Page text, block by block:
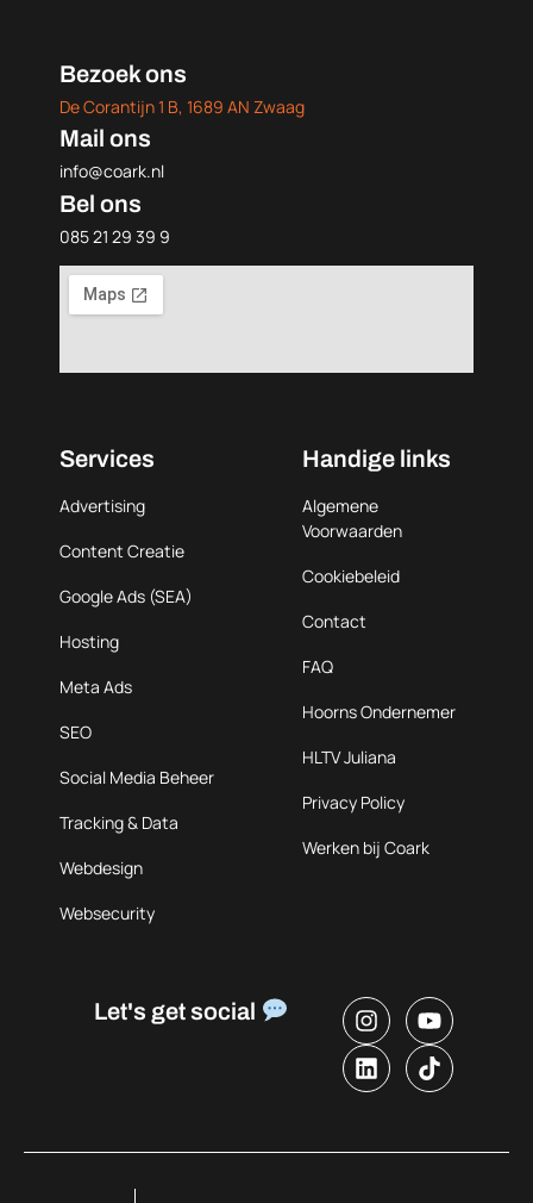
Bezoek ons
De Corantijn 1 B, 1689 AN Zwaag
Mail ons
info@coark.nl
Bel ons
085 21 29 39 9
Services
Advertising
Content Creatie
Google Ads (SEA)
Hosting
Meta Ads
SEO
Social Media Beheer
Tracking & Data
Webdesign
Websecurity
Handige links
Algemene
Voorwaarden
Cookiebeleid
Contact
FAQ
Hoorns Ondernemer
HLTV Juliana
Privacy Policy
Werken bij Coark
Let's get social